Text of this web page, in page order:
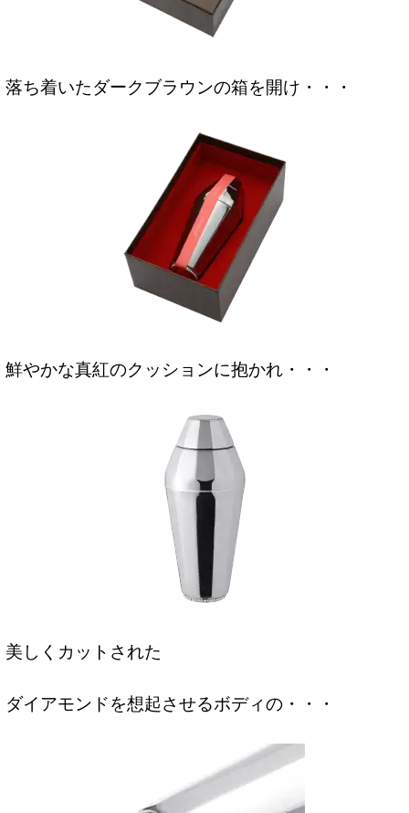
落ち着いたダークブラウンの箱を開け・・・
鮮やかな真紅のクッションに抱かれ・・・
美しくカットされた
ダイアモンドを想起させるボディの・・・